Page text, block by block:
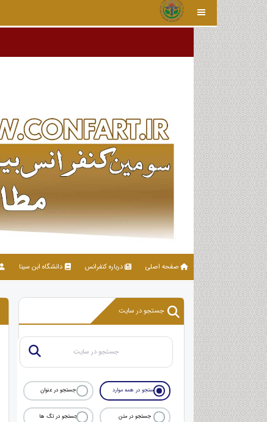
صفحه اصلی درباره کنفرانس دانشگاه ابن سینا
جستجو در سایت
جستجو در همه موارد جستجو در عنوان
جستجو در متن جستجو در تگ ها